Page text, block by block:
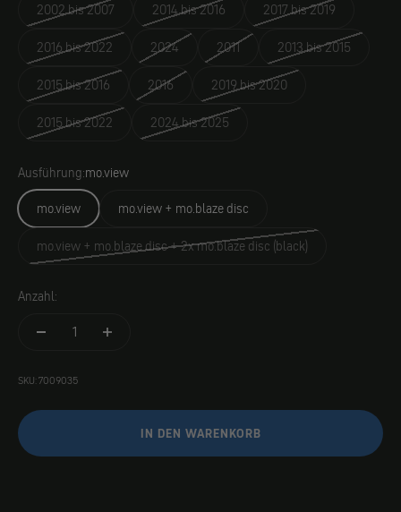
2002 bis 2007 2014 bis 2016 2017 bis 2019
2016 bis 2022 2024 2011 2013 bis 2015
2015 bis 2016 2016 2019 bis 2020
2015 bis 2022 2024 bis 2025
Ausführung:mo.view
mo.view
mo.view + mo.blaze disc
mo.view + mo.blaze disc + 2x mo.blaze disc (black)
Anzahl:
SKU: 7009035
IN DEN WARENKORB